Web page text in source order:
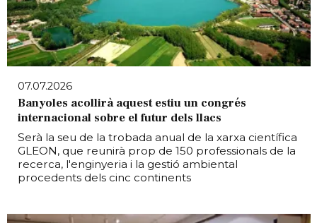
07.07.2026
Banyoles acollirà aquest estiu un congrés
internacional sobre el futur dels llacs
Serà la seu de la trobada anual de la xarxa científica
GLEON, que reunirà prop de 150 professionals de la
recerca, l'enginyeria i la gestió ambiental
procedents dels cinc continents